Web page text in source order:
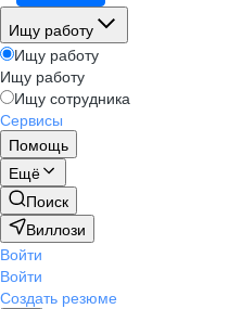
Ищу работу
Ищу работу
Ищу работу
Ищу сотрудника
Сервисы
Помощь
Ещё
Поиск
Виллози
Войти
Войти
Создать резюме